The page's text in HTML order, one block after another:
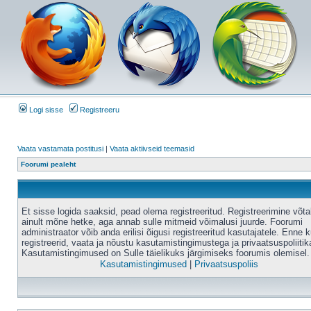
Logi sisse Registreeru
Vaata vastamata postitusi | Vaata aktiivseid teemasid
Foorumi pealeht
Et sisse logida saaksid, pead olema registreeritud. Registreerimine
ainult mõne hetke, aga annab sulle mitmeid võimalusi juurde. Foorumi
administraator võib anda erilisi õigusi registreeritud kasutajatele. Enne
registreerid, vaata ja nõustu kasutamistingimustega ja
Kasutamistingimused on Sulle täielikuks järgimiseks foorumis olemisel.
Kasutamistingimused
Privaatsuspoliis